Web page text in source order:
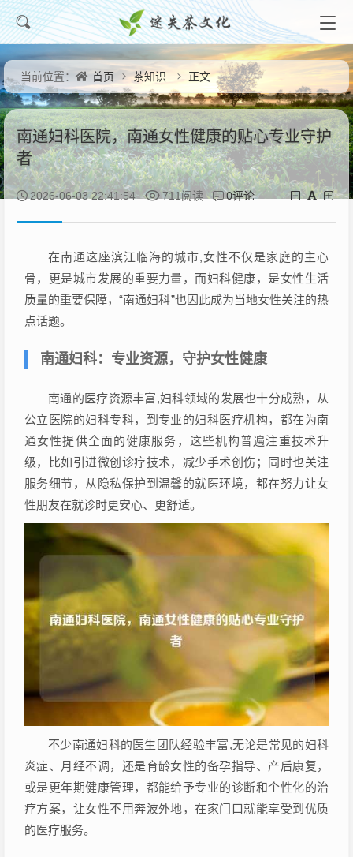
当前位置： 首页 茶知识 正文
南通妇科医院，南通女性健康的贴心专业守护
者
2026-06-03 22:41:54 711阅读 0评论
在南通这座滨江临海的城市,女性不仅是家庭的主心
骨，更是城市发展的重要力量，而妇科健康，是女性生活
质量的重要保障，“南通妇科”也因此成为当地女性关注的热
点话题。
南通妇科：专业资源，守护女性健康
南通的医疗资源丰富,妇科领域的发展也十分成熟，从
公立医院的妇科专科，到专业的妇科医疗机构，都在为南
通女性提供全面的健康服务，这些机构普遍注重技术升
级，比如引进微创诊疗技术，减少手术创伤；同时也关注
服务细节，从隐私保护到温馨的就医环境，都在努力让女
性朋友在就诊时更安心、更舒适。
不少南通妇科的医生团队经验丰富,无论是常见的妇科
炎症、月经不调，还是育龄女性的备孕指导、产后康复，
或是更年期健康管理，都能给予专业的诊断和个性化的治
疗方案，让女性不用奔波外地，在家门口就能享受到优质
的医疗服务。